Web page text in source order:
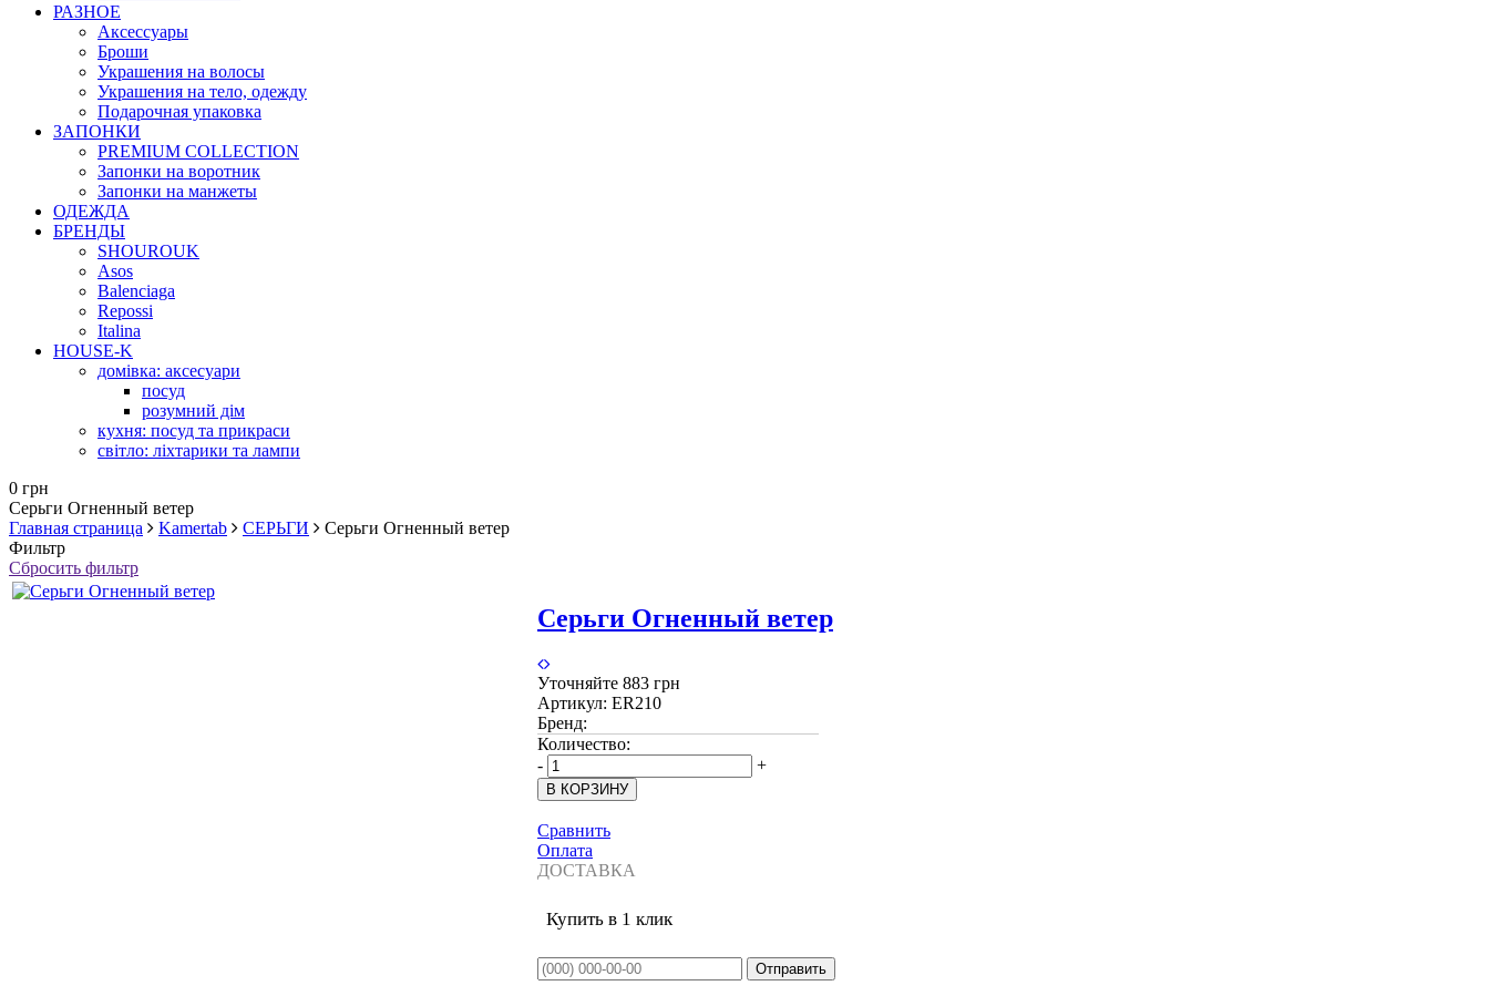
РАЗНОЕ
Аксессуары
Броши
Украшения на волосы
Украшения на тело, одежду
Подарочная упаковка
ЗАПОНКИ
PREMIUM COLLECTION
Запонки на воротник
Запонки на манжеты
ОДЕЖДА
БРЕНДЫ
SHOUROUK
Asos
Balenciaga
Repossi
Italina
HOUSE-K
домівка: аксесуари
посуд
розумний дім
кухня: посуд та прикраси
світло: ліхтарики та лампи
0 грн
Серьги Огненный ветер
Главная страница
Kamertab СЕРЬГИ
Серьги Огненный ветер
Фильтр
Сбросить фильтр
Серьги Огненный ветер
Уточняйте 883 грн
Артикул: ER210
Бренд:
Количество:
-
+
Сравнить
Оплата
ДОСТАВКА
Купить в 1 клик